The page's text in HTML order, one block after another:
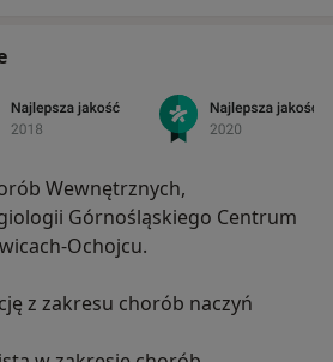
Wewnętrznych,
Górnośląskiego Centrum
Ochojcu.